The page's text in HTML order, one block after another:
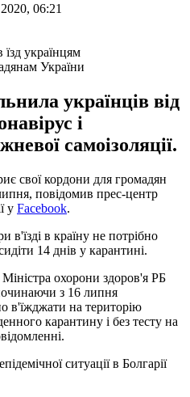
06:21
України
українців від
і
самоізоляції.
свої кордони для громадян
повідомив прес-центр
у Facebook.
в'їзді в країну не потрібно
14 днів у карантині.
охорони здоров'я РБ
з 16 липня
в'їжджати на територію
карантину і без тесту на
ситуації в Болгарії